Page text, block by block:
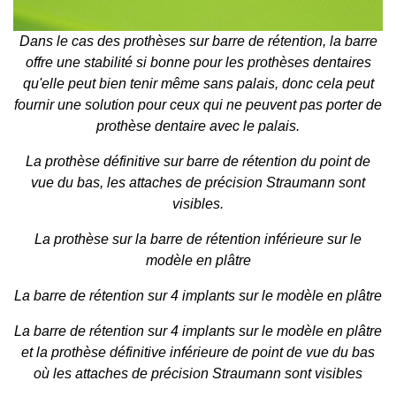
Dans le cas des prothèses sur barre de rétention, la barre
offre une stabilité si bonne pour les prothèses dentaires
qu'elle peut bien tenir même sans palais, donc cela peut
fournir une solution pour ceux qui ne peuvent pas porter de
prothèse dentaire avec le palais.
La prothèse définitive sur barre de rétention du point de
vue du bas, les attaches de précision Straumann sont
visibles.
La prothèse sur la barre de rétention inférieure sur le
modèle en plâtre
La barre de rétention sur 4 implants sur le modèle en plâtre
La barre de rétention sur 4 implants sur le modèle en plâtre
et la prothèse définitive inférieure de point de vue du bas
où les attaches de précision Straumann sont visibles